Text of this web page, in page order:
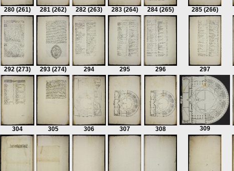
280 (261) 281 (262) 282 (263) 283 (264) 284 (265) 285 (266)
292 (273) 293 (274) 294 295 296 297
304 305 306 307 308 309